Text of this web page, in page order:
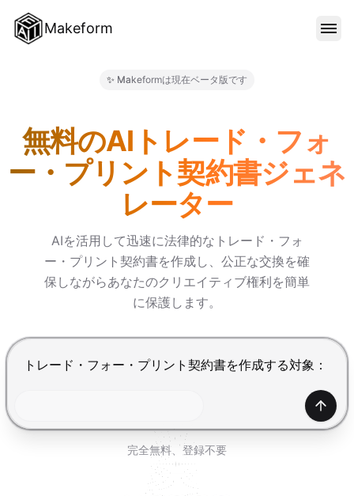
Makeform
ブログ
無料で試す
✨ Makeformは現在ベータ版です
無料のAIトレード・フォ
ー・プリント契約書ジェネ
レーター
AIを活用して迅速に法律的なトレード・フォ
ー・プリント契約書を作成し、公正な交換を確
保しながらあなたのクリエイティブ権利を簡単
に保護します。
Enterで送信、Shift+Enterで改行
生成
完全無料、登録不要